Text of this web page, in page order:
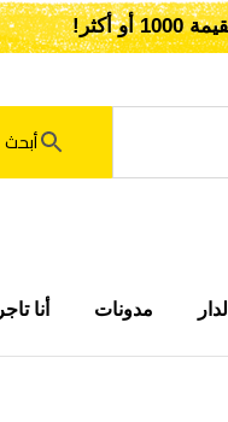
أكثر!
مدونات أنا تاجر